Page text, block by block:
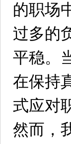
的职场
过多的
平稳。
在保持
式应对
然而，